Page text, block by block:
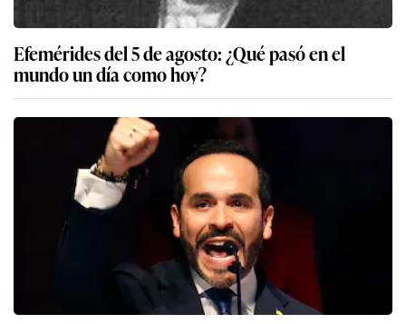
Efemérides del 5 de agosto: ¿Qué pasó en el
mundo un día como hoy?